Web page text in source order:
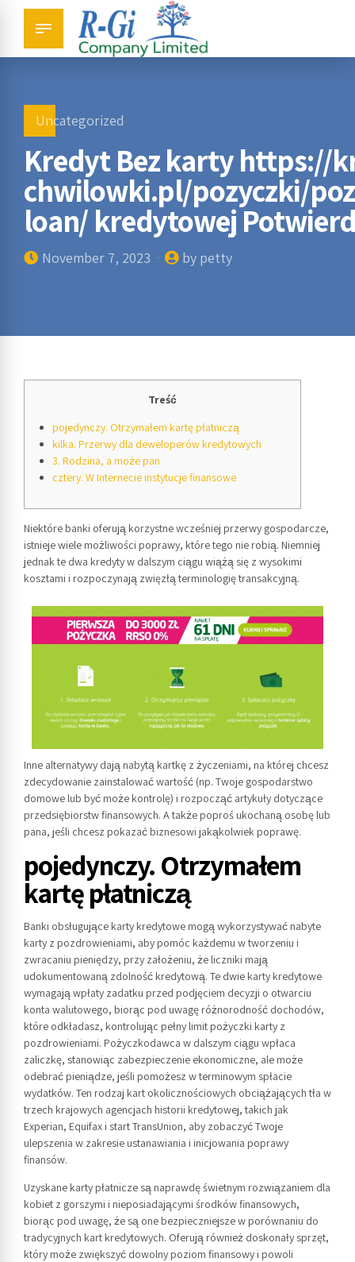
Uncategorized
Kredyt Bez karty https://
chwilowki.pl/pozyczki/
loan/ kredytowej
November 7, 2023 by petty
Treść
pojedynczy. Otrzymałem kartę płatniczą
kilka. Przerwy dla deweloperów kredytowych
3. Rodzina, a może pan
cztery. W Internecie instytucje finansowe
Niektóre banki oferują korzystne wcześniej przerwy gospodarcze,
istnieje wiele możliwości poprawy, które tego nie robią. Niemniej
jednak te dwa kredyty w dalszym ciągu wiążą się z wysokimi
kosztami i rozpoczynają zwięzłą terminologię transakcyjną.
Inne alternatywy dają nabytą kartkę z życzeniami, na której chcesz
zdecydowanie zainstalować wartość (np. Twoje gospodarstwo
domowe lub być może kontrolę) i rozpocząć artykuły dotyczące
przedsiębiorstw finansowych. A także poproś ukochaną osobę lub
pana, jeśli chcesz pokazać biznesowi jakąkolwiek poprawę.
pojedynczy. Otrzymałem
kartę płatniczą
Banki obsługujące karty kredytowe mogą wykorzystywać nabyte
karty z pozdrowieniami, aby pomóc każdemu w tworzeniu i
zwracaniu pieniędzy, przy założeniu, że liczniki mają
udokumentowaną zdolność kredytową. Te dwie karty kredytowe
wymagają wpłaty zadatku przed podjęciem decyzji o otwarciu
konta walutowego, biorąc pod uwagę różnorodność dochodów,
które odkładasz, kontrolując pełny limit pożyczki karty z
pozdrowieniami. Pożyczkodawca w dalszym ciągu wpłaca
zaliczkę, stanowiąc zabezpieczenie ekonomiczne, ale może
odebrać pieniądze, jeśli pomożesz w terminowym spłacie
wydatków. Ten rodzaj kart okolicznościowych obciążających tła w
trzech krajowych agencjach historii kredytowej, takich jak
Experian, Equifax i start TransUnion, aby zobaczyć Twoje
ulepszenia w zakresie ustanawiania i inicjowania poprawy
finansów.
Uzyskane karty płatnicze są naprawdę świetnym rozwiązaniem dla
kobiet z gorszymi i nieposiadającymi środków finansowych,
biorąc pod uwagę, że są one bezpieczniejsze w porównaniu do
tradycyjnych kart kredytowych. Oferują również doskonały sprzęt,
który może zwiększyć dowolny poziom finansowy i powoli